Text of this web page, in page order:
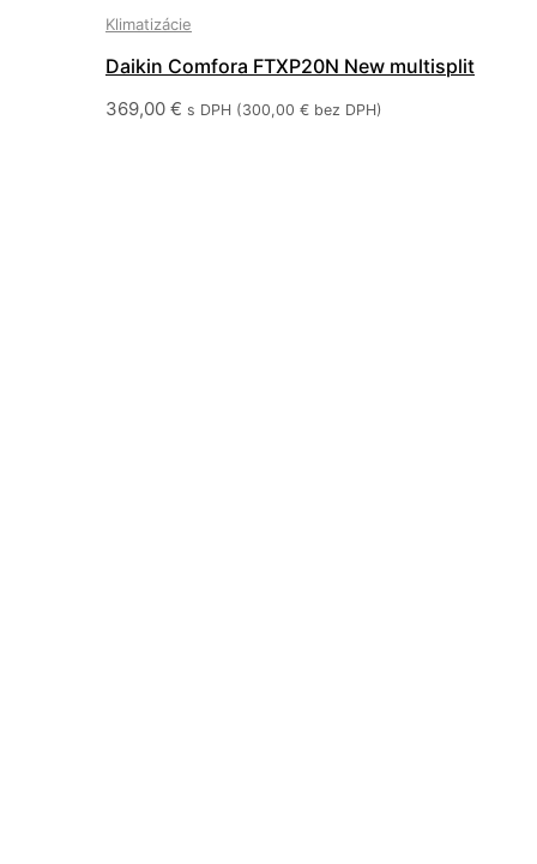
Klimatizácie
Daikin Comfora FTXP20N New multisplit
369,00 € s DPH (300,00 € bez DPH)